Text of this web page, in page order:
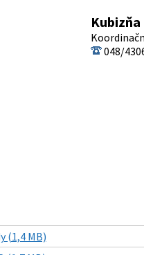
048/
(1,4 MB)